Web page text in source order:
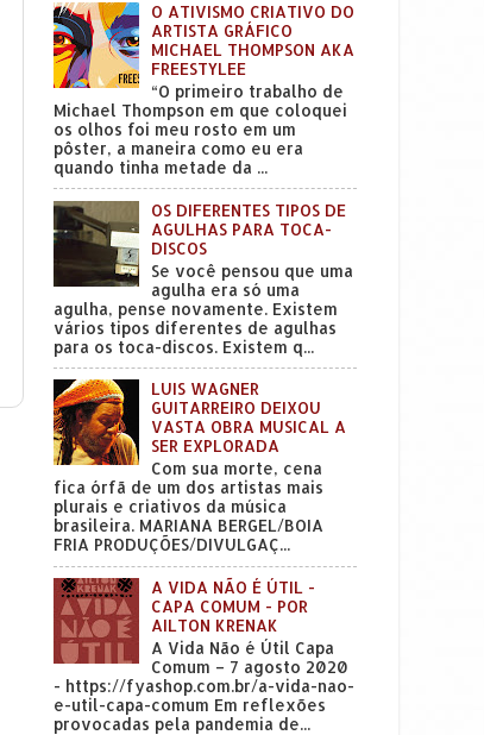
O ATIVISMO CRIATIVO DO
ARTISTA GRÁFICO
MICHAEL THOMPSON AKA
FREESTYLEE
“O primeiro trabalho de
Michael Thompson em que coloquei
os olhos foi meu rosto em um
pôster, a maneira como eu era
quando tinha metade da ...
OS DIFERENTES TIPOS DE
AGULHAS PARA TOCA-
DISCOS
Se você pensou que uma
agulha era só uma
agulha, pense novamente. Existem
vários tipos diferentes de agulhas
para os toca-discos. Existem q...
LUIS WAGNER
GUITARREIRO DEIXOU
VASTA OBRA MUSICAL A
SER EXPLORADA
Com sua morte, cena
fica órfã de um dos artistas mais
plurais e criativos da música
brasileira. MARIANA BERGEL/BOIA
FRIA PRODUÇÕES/DIVULGAÇ...
A VIDA NÃO É ÚTIL -
CAPA COMUM - POR
AILTON KRENAK
A Vida Não é Útil Capa
Comum – 7 agosto 2020
- https://fyashop.com.br/a-vida-nao-
e-util-capa-comum Em reflexões
provocadas pela pandemia de...